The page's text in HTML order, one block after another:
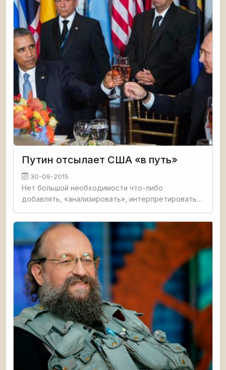
Путин отсылает США «в путь»
30-09-2015
Нет большой необходимости что-либо
добавлять, «анализировать», интерпретировать
Можно ведь прочесть первоисточник ( к тому же,
необъемный). Либо, как я,